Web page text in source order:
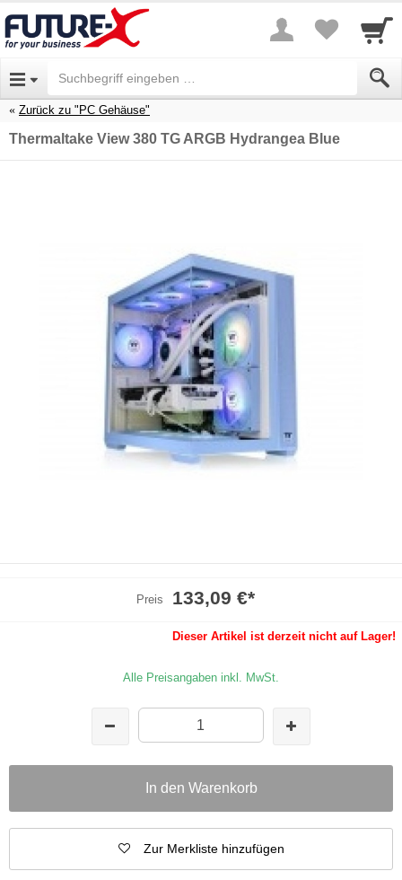
Zurück zu "PC Gehäuse"
Thermaltake View 380 TG ARGB Hydrangea Blue
Preis 133,09 €*
Dieser Artikel ist derzeit nicht auf Lager!
Alle Preisangaben inkl. MwSt.
In den Warenkorb
Zur Merkliste hinzufügen